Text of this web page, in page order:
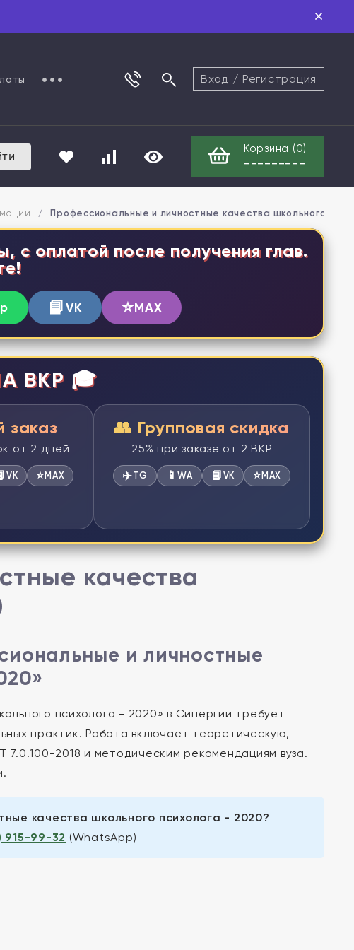
Вход / Регистрация
Корзина (0)
---------
/ Профессиональные и личностные качества школьного
с оплатой после получения глав.
📘VK ⭐MAX
ВКР 🎓
заказ
от 2 дней
VK ⭐MAX
👥 Групповая скидка
25% при заказе от 2 ВКР
✈️TG 📱WA 📘 VK ⭐MAX
качества
и личностные
психолога - 2020» в Синергии требует
практик. Работа включает теоретическую,
2018 и методическим рекомендациям вуза.
качества школьного психолога - 2020?
915-99-32 (WhatsApp)